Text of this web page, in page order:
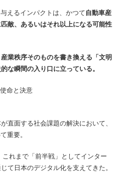
えるインパクトは、かつて自動車産
敵、あるいはそれ以上になる可能性
業秩序そのものを書き換える「文明
な瞬間の入り口に立っている。
命と決意
直面する社会課題の解決において、
重要。
れまで「前半戦」としてインター
て日本のデジタル化を支えてきた。